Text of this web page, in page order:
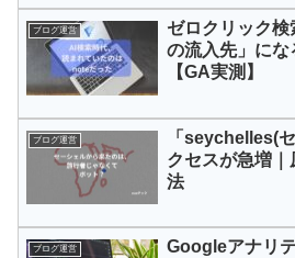
ブログ運営
ゼロクリック
の流入先」にな
【GA実測】
ブログ運営
「seychelles(
クセスが急増
法
ブログ運営
Googleアナリ